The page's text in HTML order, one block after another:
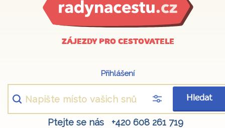
ZÁJEZDY PRO CESTOVATELE
Přihlášení
Hledat
Ptejte se nás +420 608 261 719